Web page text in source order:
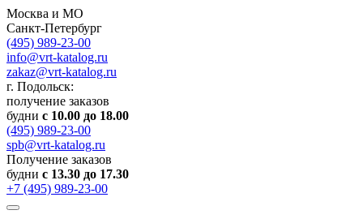
Москва и МО
Санкт-Петербург
(495) 989-23-00
info@vrt-katalog.ru
zakaz@vrt-katalog.ru
г. Подольск:
получение заказов
будни с 10.00 до 18.00
(495) 989-23-00
spb@vrt-katalog.ru
Получение заказов
будни с 13.30 до 17.30
+7 (495) 989-23-00